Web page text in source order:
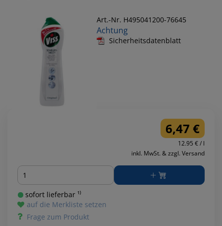
Art.-Nr. H495041200-76645
Achtung
Sicherheitsdatenblatt
6,47 €
12.95 € / l
inkl. MwSt. & zzgl. Versand
Menge
sofort lieferbar ¹⁾
auf die Merkliste setzen
Frage zum Produkt